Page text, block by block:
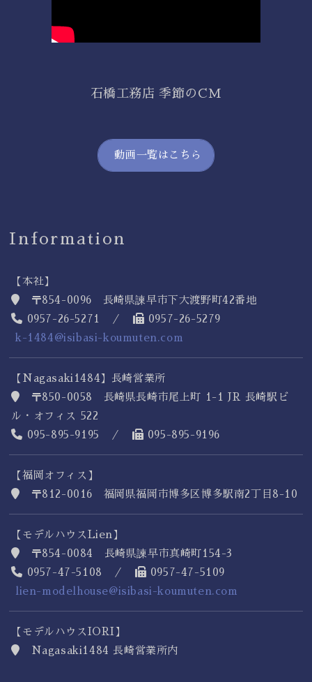
石橋工務店 季節のCM
動画一覧はこちら
Information
【本社】
〒854-0096 長崎県諫早市下大渡野町42番地
0957-26-5271 ／
0957-26-5279
k-1484@isibasi-koumuten.com
【Nagasaki1484】長崎営業所
〒850-0058 長崎県長崎市尾上町 1-1 JR 長崎駅ビ
ル・オフィス 522
095-895-9195 ／
095-895-9196
【福岡オフィス】
〒812-0016 福岡県福岡市博多区博多駅南2丁目8-10
【モデルハウスLien】
〒854-0084 長崎県諫早市真崎町154-3
0957-47-5108 ／
0957-47-5109
lien-modelhouse@isibasi-koumuten.com
【モデルハウスIORI】
Nagasaki1484 長崎営業所内